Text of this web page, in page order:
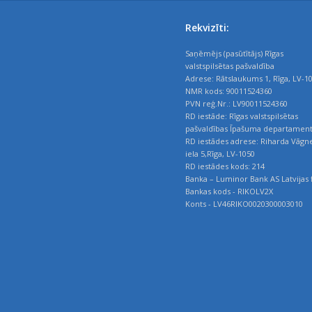
Rekvizīti:
Saņēmējs (pasūtītājs) Rīgas
valstspilsētas pašvaldība
Adrese: Rātslaukums 1, Rīga, LV-
NMR kods: 90011524360
PVN reģ.Nr.: LV90011524360
RD iestāde: Rīgas valstspilsētas
pašvaldības Īpašuma
RD iestādes adrese: Riharda
iela 5,Rīga, LV-1050
RD iestādes kods: 214
Banka – Luminor Bank AS Latvijas
Bankas kods - RIKOLV2X
Konts - LV46RIKO0020300003010